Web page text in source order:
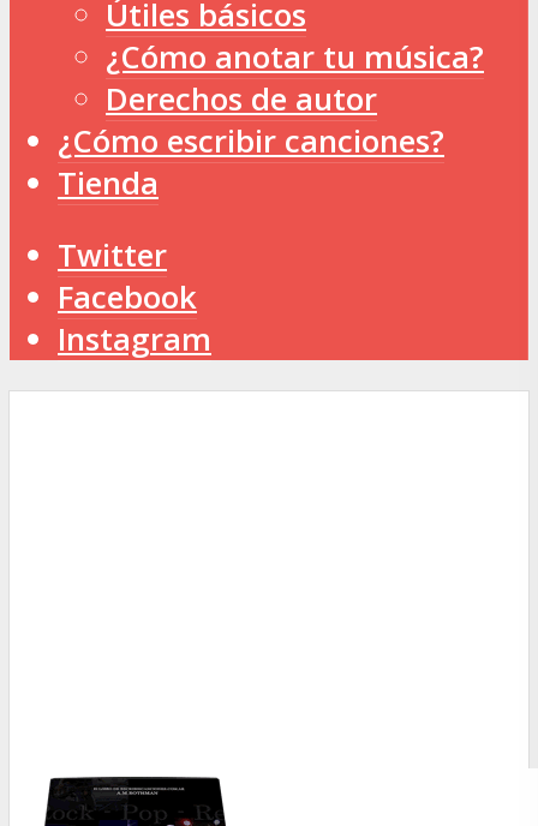
Útiles básicos
¿Cómo anotar tu música?
Derechos de autor
¿Cómo escribir canciones?
Tienda
Twitter
Facebook
Instagram